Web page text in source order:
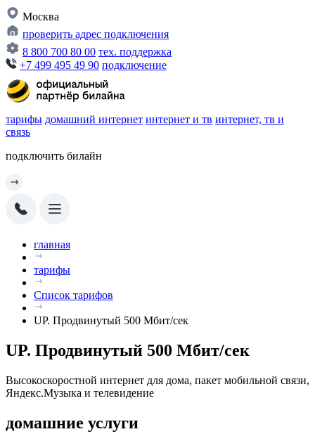
Москва
проверить адрес подключения
8 800 700 80 00 тех. поддержка
+7 499 495 49 90 подключение
тарифы домашний интернет интернет и тв интернет, тв и
связь
подключить билайн
главная
тарифы
Список тарифов
UP. Продвинутый 500 Мбит/сек
UP. Продвинутый 500 Мбит/сек
Высокоскоростной интернет для дома, пакет мобильной связи,
Яндекс.Музыка и телевидение
домашние услуги